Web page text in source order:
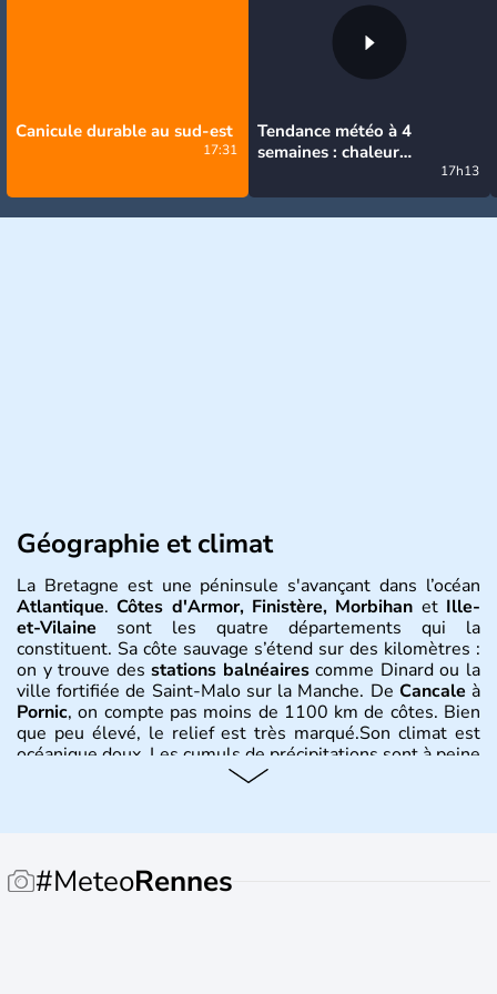
Canicule durable au sud-est
17:31
Tendance météo à 4
semaines : chaleur
septembre
17h13
Géographie et climat
La Bretagne est une péninsule s'avançant dans l’océan
Atlantique.Côtes d'Armor, Finistère, Morbihan et Ille-
et-Vilaine sont les quatre départements qui la
constituent. Sa côte sauvage s’étend sur des kilomètres :
on y trouve desstations balnéairescomme Dinard ou la
ville fortifiée de Saint-Malo sur la Manche. De Cancale à
Pornic, on compte pas moins de 1100 km de côtes. Bien
que peu élevé, le relief est très marqué.Son climat est
océanique doux. Les cumuls de précipitations sont à peine
plus élevés que la moyenne française. Les
Histoire et administration
#MeteoRennes